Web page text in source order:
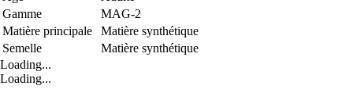
Gamme
MAG-2
Matière principale
Matière synthétique
Semelle
Matière synthétique
Loading...
Loading...